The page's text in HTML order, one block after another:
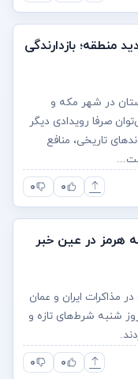
منطقه؛ بازدارندگی
در شهر مکه و
صرفا رویدادی دیگر
تاریخی، منافع
۰ ۰
هرمز در عین خبر
مذاکرات ایران و عمان
شنبه شرط‌های تازه و
۰ ۰